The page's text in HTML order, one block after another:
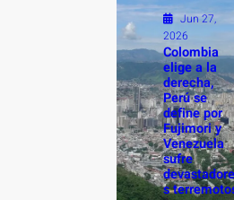
Jun 27,
2026
Colombia
elige a la
derecha,
Perú se
define por
Fujimori y
Venezuela
sufre
devastadore
s